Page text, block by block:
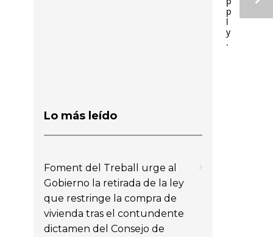
p
l
y
.
Lo más leído
Foment del Treball urge al
Gobierno la retirada de la ley
que restringe la compra de
vivienda tras el contundente
dictamen del Consejo de